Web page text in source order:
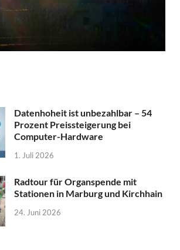
Datenhoheit ist unbezahlbar – 54
Prozent Preissteigerung bei
Computer-Hardware
1. Juli 2026
Radtour für Organspende mit
Stationen in Marburg und Kirchhain
24. Juni 2026